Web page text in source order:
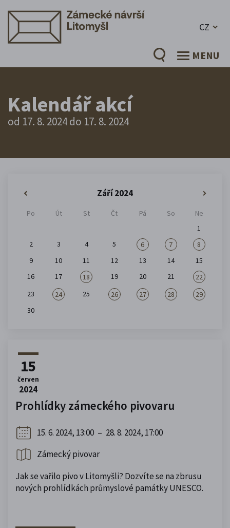
CZ
MENU
Kalendář akcí
od 17. 8. 2024 do 17. 8. 2024
Září 2024
Po Út St Čt Pá So
Ne
1
2
3 4 5 6 7
8
9
10 11 12 13 14
15
16
17 18 19 20 21
22
23
24 25 26 27 28
29
30
15
červen
2024
Prohlídky zámeckého pivovaru
15. 6. 2024, 13:00 – 28. 8. 2024, 17:00
Zámecký pivovar
Jak se vařilo pivo v Litomyšli? Dozvíte se na zbrusu
nových prohlídkách průmyslové památky UNESCO.